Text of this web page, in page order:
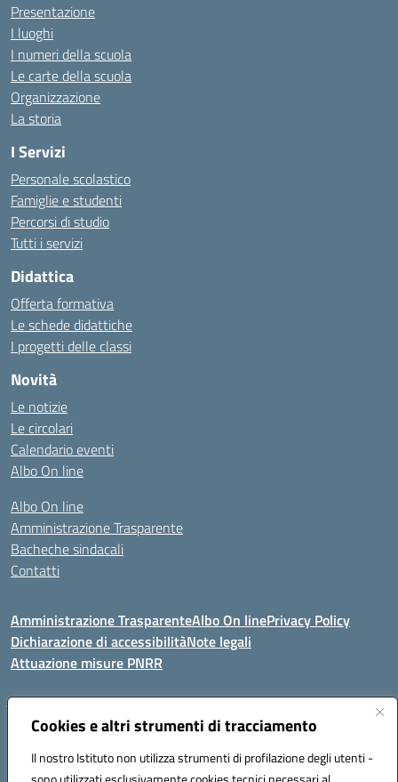
Cookies e altri strumenti di tracciamento
Il nostro Istituto non utilizza strumenti di profilazione degli utenti -
Presentazione
I luoghi
I numeri della scuola
Le carte della scuola
Organizzazione
La storia
I Servizi
Personale scolastico
Famiglie e studenti
Percorsi di studio
Tutti i servizi
Didattica
Offerta formativa
Le schede didattiche
I progetti delle classi
Novità
Le notizie
Le circolari
Calendario eventi
Albo On line
Albo On line
Amministrazione Trasparente
Bacheche sindacali
Contatti
Amministrazione TrasparenteAlbo On linePrivacy Policy
Dichiarazione di accessibilitàNote legali
Attuazione misure PNRR
VIA KENNEDY, 1 91011 ALCAMO (TP)
Mail: TPIC81000X@istruzione.it PEC: TPIC81000X@pec.istruzione.it